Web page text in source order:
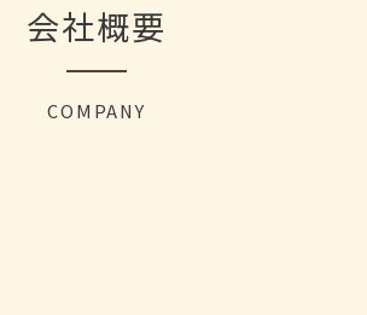
会社概要
COMPANY